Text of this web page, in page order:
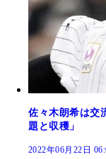
佐々木朗希は交
題と収穫」
2022年06月22日